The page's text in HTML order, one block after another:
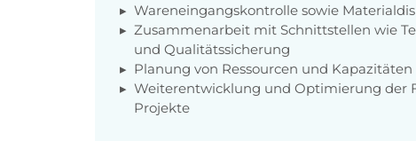
Wareneingangskontrolle sowie
Zusammenarbeit mit Schnittstellen wie
und Qualitätssicherung
Planung von Ressourcen und Kapazitäten
Weiterentwicklung und Optimierung der
Projekte